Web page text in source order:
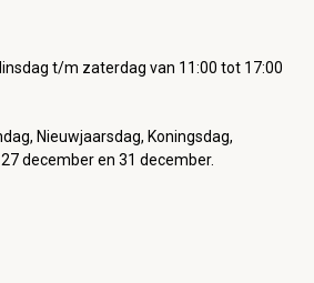
t/m zaterdag van 11:00 tot 17:00
Nieuwjaarsdag, Koningsdag,
december en 31 december.